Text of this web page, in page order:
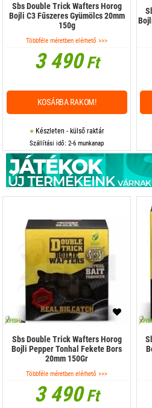
Sbs Double Trick Wafters Horog
Bojli C3 Fűszeres Gyümölcs 20mm
150g
Többféle méretben elérhető >>>
3 490Ft
Készleten - külső raktár
Szállítási idő: 2-6 munkanap
KOSÁRBA RAKOM!
Sbs Double Trick Wafters Horog
Bojli Pepper Tonhal Fekete Bors
20mm 150Gr
Többféle méretben elérhető >>>
3 490Ft